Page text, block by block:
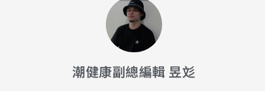
潮健康副總編輯 昱彣